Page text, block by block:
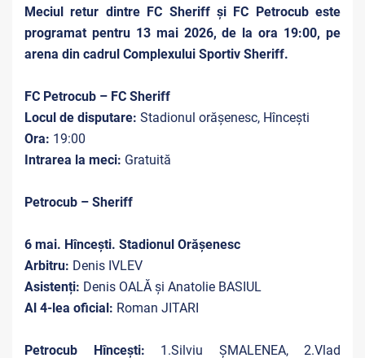
Meciul retur dintre FC Sheriff și FC Petrocub este
programat pentru 13 mai 2026, de la ora 19:00, pe
arena din cadrul Complexului Sportiv Sheriff.
FC Petrocub – FC Sheriff
Locul de disputare: Stadionul orășenesc, Hîncești
Ora: 19:00
Intrarea la meci: Gratuită
Petrocub – Sheriff
6 mai. Hîncești. Stadionul Orășenesc
Arbitru: Denis IVLEV
Asistenți: Denis OALĂ și Anatolie BASIUL
Al 4-lea oficial: Roman JITARI
Petrocub Hîncești: 1.Silviu ȘMALENEA, 2.Vlad